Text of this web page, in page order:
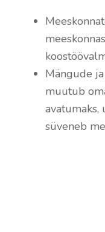
Mängude
muutub
avatumaks,
süveneb